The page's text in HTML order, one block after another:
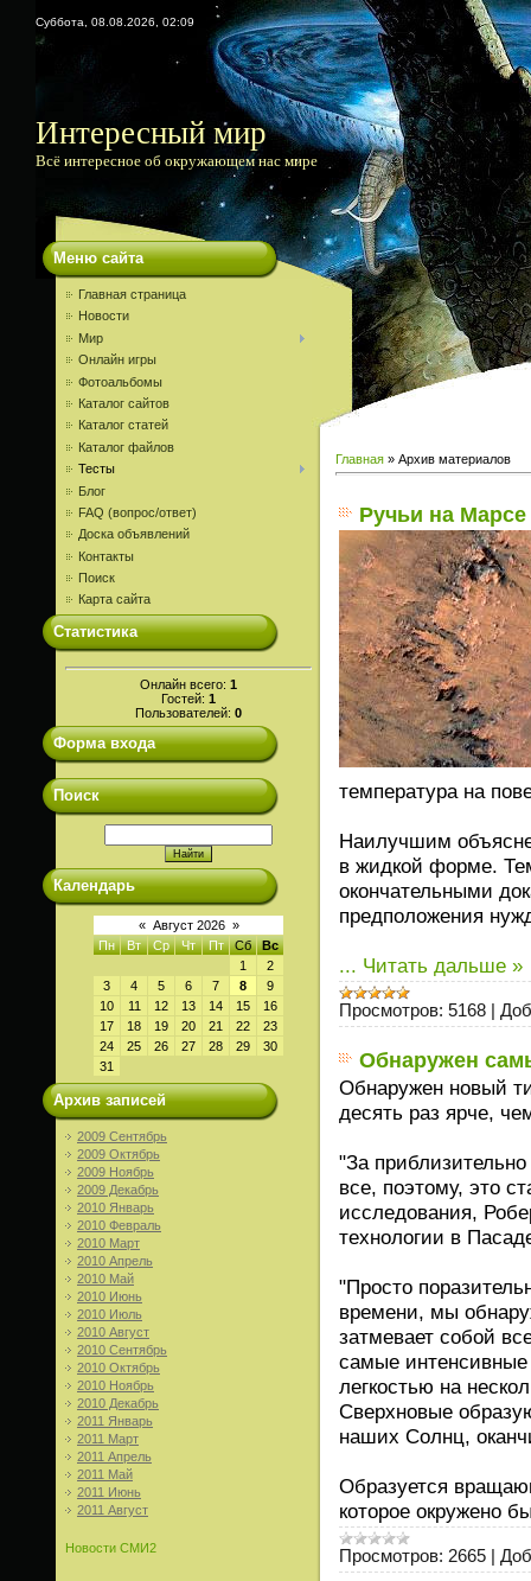
Суббота, 08.08.2026, 02:09
Интересный мир
Всё интересное об окружающем нас мире
Меню сайта
Главная страница
Новости
Мир
Онлайн игры
Фотоальбомы
Каталог сайтов
Каталог статей
Каталог файлов
Тесты
Блог
FAQ (вопрос/ответ)
Доска объявлений
Контакты
Поиск
Карта сайта
Статистика
Онлайн всего: 1
Гостей: 1
Пользователей: 0
Форма входа
Поиск
Календарь
« Август 2026 »
Пн
Вт Ср Чт Пт Сб
Вс
1
2
3
4 5 6 7 8
9
10
11 12 13 14 15
16
17
18 19 20 21 22
23
24
25 26 27 28 29
30
31
Архив записей
2009 Сентябрь
2009 Октябрь
2009 Ноябрь
2009 Декабрь
2010 Январь
2010 Февраль
2010 Март
2010 Апрель
2010 Май
2010 Июнь
2010 Июль
2010 Август
2010 Сентябрь
2010 Октябрь
2010 Ноябрь
2010 Декабрь
2011 Январь
2011 Март
2011 Апрель
2011 Май
2011 Июнь
2011 Август
Новости СМИ2
Главная » Архив материалов
Ручьи на Марсе
температура на
Наилучшим
в жидкой форме.
окончательными
предположения
... Читать дальше »
Просмотров: 5168 |
Обнаружен
Обнаружен новый
десять раз ярче,
"За
все, поэтому, это
исследования,
технологии в
"Просто
времени, мы
затмевает собой
самые интенсивные
легкостью на
Сверхновые
наших Солнц,
Образуется
которое окружено
Просмотров: 2665 |